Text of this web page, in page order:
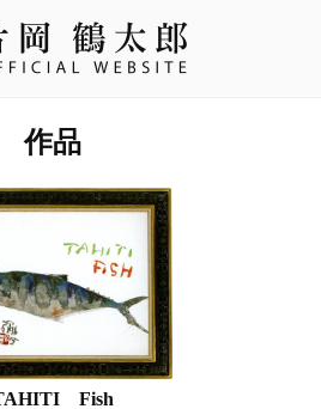
作品
Fish